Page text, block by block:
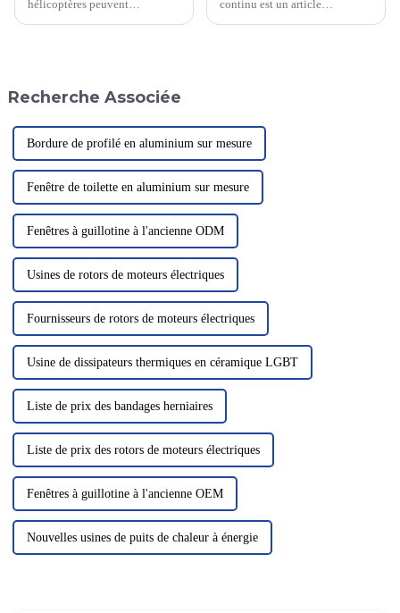
hélicoptères peuvent
Pékin…
continu est un article
Recherche Associée
Bordure de profilé en aluminium sur mesure
Fenêtre de toilette en aluminium sur mesure
Fenêtres à guillotine à l'ancienne ODM
Usines de rotors de moteurs électriques
Fournisseurs de rotors de moteurs électriques
Usine de dissipateurs thermiques en céramique LGBT
Liste de prix des bandages herniaires
Liste de prix des rotors de moteurs électriques
Fenêtres à guillotine à l'ancienne OEM
Nouvelles usines de puits de chaleur à énergie